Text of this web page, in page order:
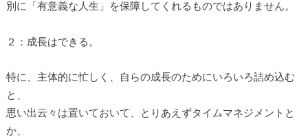
別に「有意義な人生」を保障してくれるものではありません。
２：成長はできる。
特に、主体的に忙しく、自らの成長のためにいろいろ詰め込む
と、
思い出云々は置いておいて、とりあえずタイムマネジメントと
か、